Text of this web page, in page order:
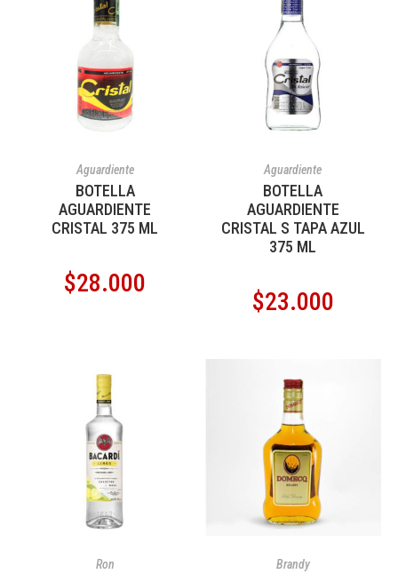
Aguardiente
BOTELLA
AGUARDIENTE
CRISTAL 375 ML
$28.000
Aguardiente
BOTELLA
AGUARDIENTE
CRISTAL S TAPA AZUL
375 ML
$23.000
Ron Brandy